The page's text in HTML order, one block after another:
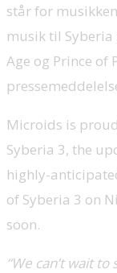
står for
musik til
Age og Prince of
Microids is
Syberia 3, the
highly-
of Syberia 3 on
soon.
“We can’t wait